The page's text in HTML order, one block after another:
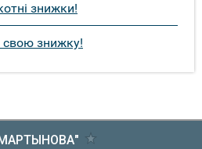
знижки!
знижку!